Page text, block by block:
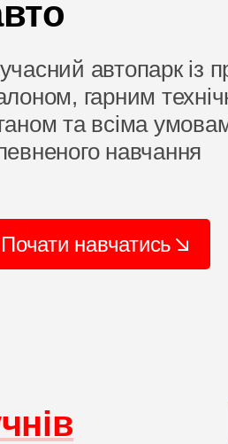
автопарк із
гарним
та всіма
навчання
Почати навчатись